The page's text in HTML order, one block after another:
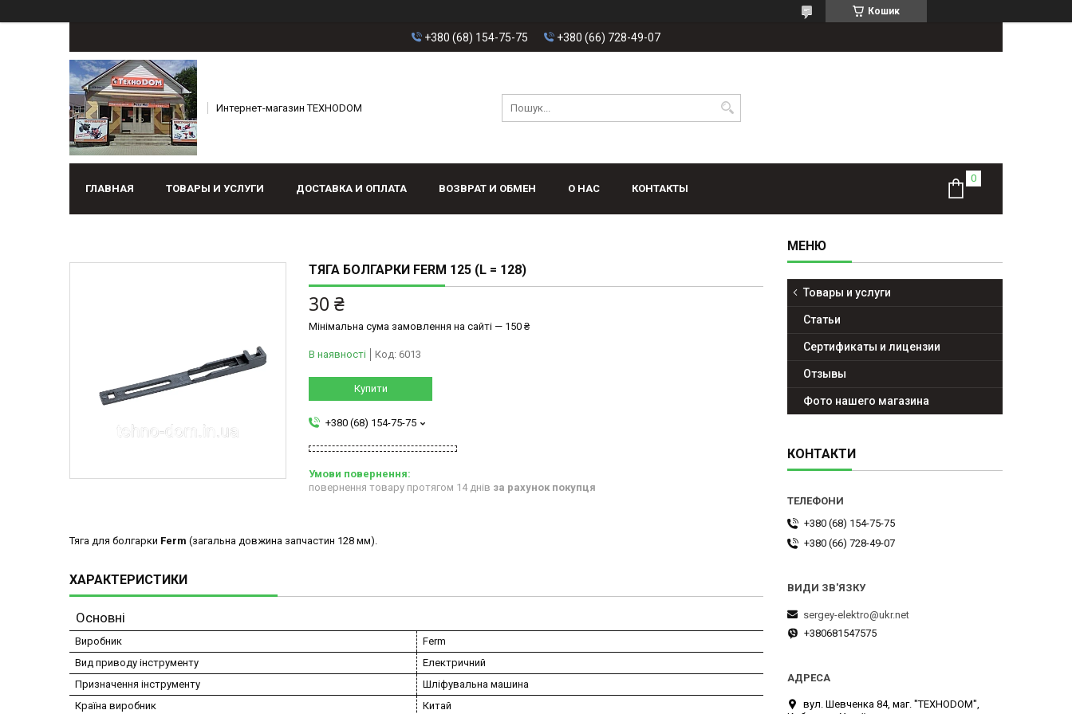
Кошик
+380 (68) 154-75-75 +380 (66) 728-49-07
Интернет-магазин ТЕХНОDOM
ГЛАВНАЯ ТОВАРЫ И УСЛУГИ ДОСТАВКА И ОПЛАТА ВОЗВРАТ И ОБМЕН О НАС КОНТАКТЫ
ТЯГА БОЛГАРКИ FERM 125 (L = 128)
30 ₴
Мінімальна сума замовлення на сайті — 150 ₴
В наявності Код: 6013
Купити
+380 (68) 154-75-75
повернення товару протягом 14 днів за рахунок покупця
Тяга для болгарки Ferm (загальна довжина запчастин 128 мм).
ХАРАКТЕРИСТИКИ
Основні
Виробник
Ferm
Вид приводу інструменту
Електричний
Призначення інструменту
Шліфувальна машина
Країна виробник
Китай
Товары и услуги
Статьи
Сертификаты и лицензии
Отзывы
Фото нашего магазина
КОНТАКТИ
+380 (68) 154-75-75
+380 (66) 728-49-07
sergey-elektro@ukr.net
+380681547575
вул. Шевченка 84, маг. "ТЕХНОDOM",